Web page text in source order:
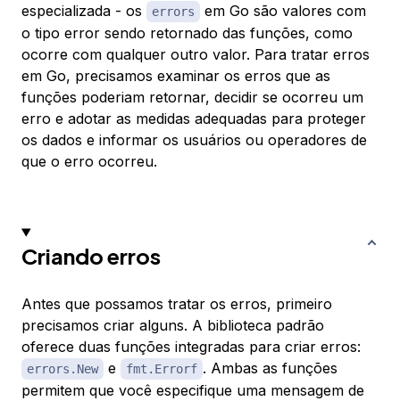
especializada - os
errors
em Go são valores com
o tipo error sendo retornado das funções, como
ocorre com qualquer outro valor. Para tratar erros
em Go, precisamos examinar os erros que as
funções poderiam retornar, decidir se ocorreu um
erro e adotar as medidas adequadas para proteger
os dados e informar os usuários ou operadores de
que o erro ocorreu.
Criando erros
Antes que possamos tratar os erros, primeiro
precisamos criar alguns. A biblioteca padrão
oferece duas funções integradas para criar erros:
errors.New e fmt.Errorf . Ambas as funções
permitem que você especifique uma mensagem de